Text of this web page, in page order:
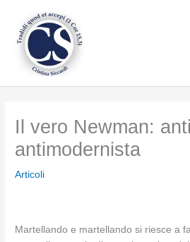
contenuto
Il vero Newman:
antimodernista
Articoli
Martellando e martellando si riesce a